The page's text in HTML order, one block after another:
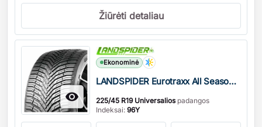
Žiūrėti detaliau

Ekonominė
LANDSPIDER Eurotraxx All Season M+S
225/45 R19 Universaliospadangos
Indeksai: 96Y
Kiekis